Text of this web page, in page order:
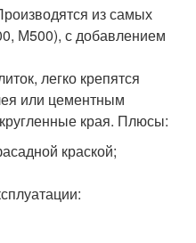
из самых
М500), с добавлением
легко крепятся
или цементным
края. Плюсы:
краской;